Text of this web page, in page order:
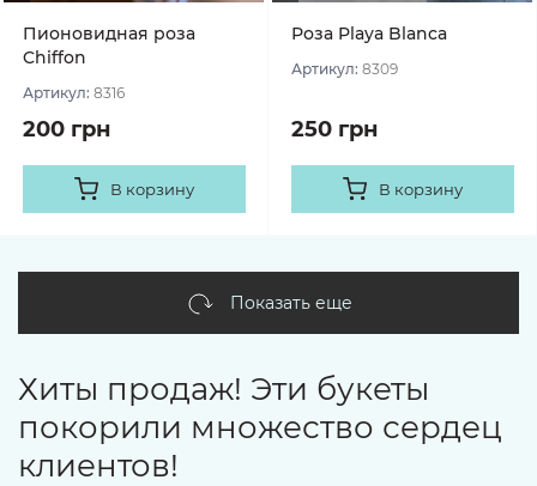
Пионовидная роза
Chiffon
Артикул: 8316
200 грн
В корзину
Роза Playa Blanca
Артикул: 8309
250 грн
В корзину
Показать еще
Хиты продаж! Эти букеты
покорили множество сердец
клиентов!